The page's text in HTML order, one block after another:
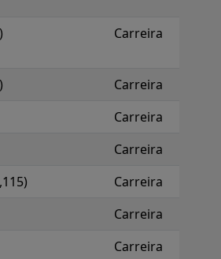
Carreira
Carreira
Carreira
Carreira
Carreira
Carreira
Carreira